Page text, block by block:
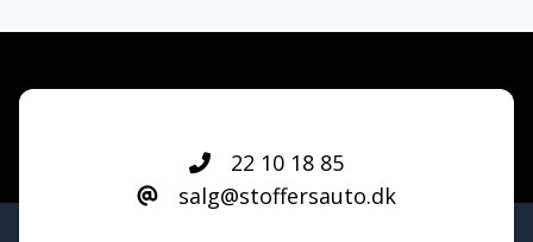
22 10 18 85
salg@stoffersauto.dk